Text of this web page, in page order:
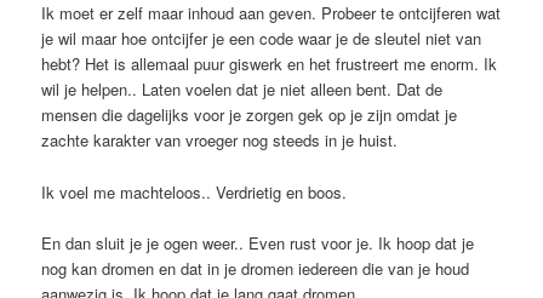
Ik moet er zelf maar inhoud aan geven. Probeer te ontcijferen wat
je wil maar hoe ontcijfer je een code waar je de sleutel niet van
hebt? Het is allemaal puur giswerk en het frustreert me enorm. Ik
wil je helpen.. Laten voelen dat je niet alleen bent. Dat de
mensen die dagelijks voor je zorgen gek op je zijn omdat je
zachte karakter van vroeger nog steeds in je huist.
Ik voel me machteloos.. Verdrietig en boos.
En dan sluit je je ogen weer.. Even rust voor je. Ik hoop dat je
nog kan dromen en dat in je dromen iedereen die van je houd
aanwezig is. Ik hoop dat je lang gaat dromen…